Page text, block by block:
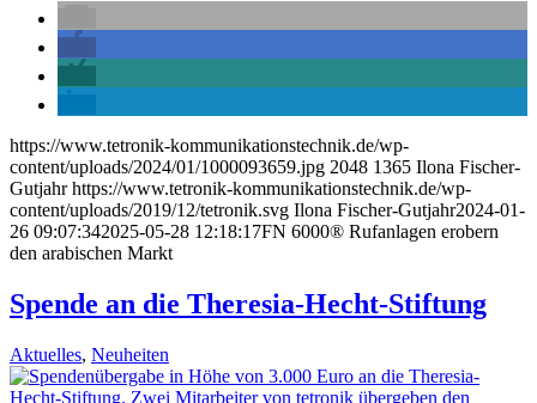
https://www.tetronik-kommunikationstechnik.de/wp-
content/uploads/2024/01/1000093659.jpg 2048 1365 Ilona Fischer-
Gutjahr https://www.tetronik-kommunikationstechnik.de/wp-
content/uploads/2019/12/tetronik.svg Ilona Fischer-Gutjahr2024-01-
26 09:07:342025-05-28 12:18:17FN 6000® Rufanlagen erobern
den arabischen Markt
Spende an die Theresia-Hecht-Stiftung
Aktuelles, Neuheiten